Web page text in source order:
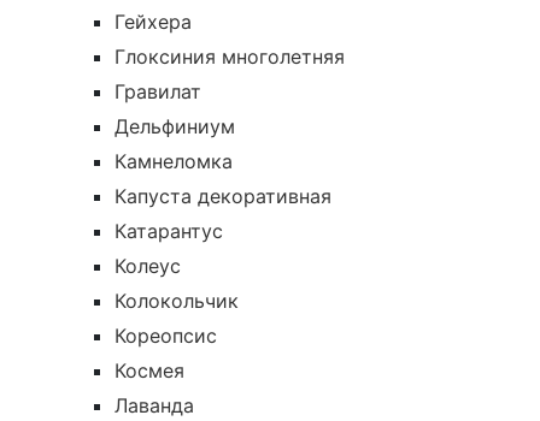
Гейхера
Глоксиния многолетняя
Гравилат
Дельфиниум
Камнеломка
Капуста декоративная
Катарантус
Колеус
Колокольчик
Кореопсис
Космея
Лаванда